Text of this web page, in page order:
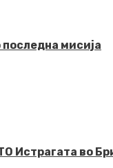
последна мисија
во